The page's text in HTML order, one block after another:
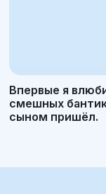
Впервые я
смешных
сыном пришёл.